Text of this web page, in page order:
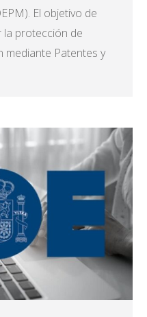
El objetivo de
la protección de
mediante Patentes y